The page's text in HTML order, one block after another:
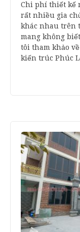
Chi phí thiết kế
rất nhiều gia
khác nhau trên
mang không
tôi tham khảo
kiến trúc Phúc